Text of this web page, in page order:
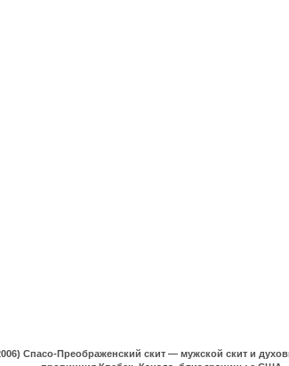
Спасо-Преображенский скит — мужской скит и